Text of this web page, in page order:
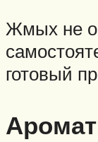
Жмых не
готовый